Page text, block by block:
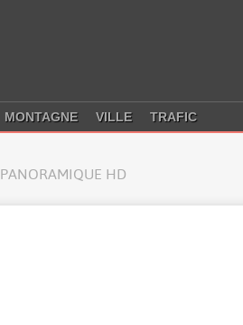
MONTAGNE VILLE TRAFIC
PANORAMIQUE HD